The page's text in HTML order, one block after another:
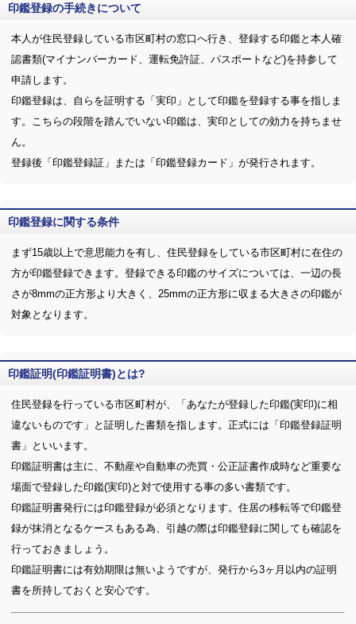
印鑑登録の手続きについて
本人が住民登録している市区町村の窓口へ行き、登録する印鑑と本人確
認書類(マイナンバーカード、運転免許証、パスポートなど)を持参して
申請します。
印鑑登録は、自らを証明する「実印」として印鑑を登録する事を指しま
す。こちらの段階を踏んでいない印鑑は、実印としての効力を持ちませ
ん。
登録後「印鑑登録証」または「印鑑登録カード」が発行されます。
印鑑登録に関する条件
まず15歳以上で意思能力を有し、住民登録をしている市区町村に在住の
方が印鑑登録できます。登録できる印鑑のサイズについては、一辺の長
さが8mmの正方形より大きく、25mmの正方形に収まる大きさの印鑑が
対象となります。
印鑑証明(印鑑証明書)とは?
住民登録を行っている市区町村が、「あなたが登録した印鑑(実印)に相
違ないものです」と証明した書類を指します。正式には「印鑑登録証明
書」といいます。
印鑑証明書は主に、不動産や自動車の売買・公正証書作成時など重要な
場面で登録した印鑑(実印)と対で使用する事の多い書類です。
印鑑証明書発行には印鑑登録が必須となります。住居の移転等で印鑑登
録が抹消となるケースもある為、引越の際は印鑑登録に関しても確認を
行っておきましょう。
印鑑証明書には有効期限は無いようですが、発行から3ヶ月以内の証明
書を所持しておくと安心です。